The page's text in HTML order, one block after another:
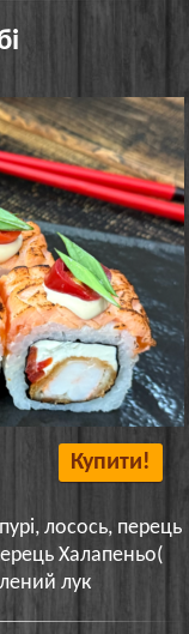
Купити!
лосось, перець
Халапеньо(
лук